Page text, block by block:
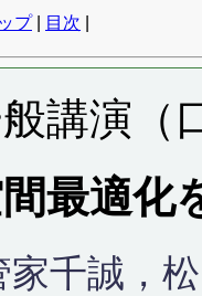
プ| 目次
講演（
最適化
家千誠，